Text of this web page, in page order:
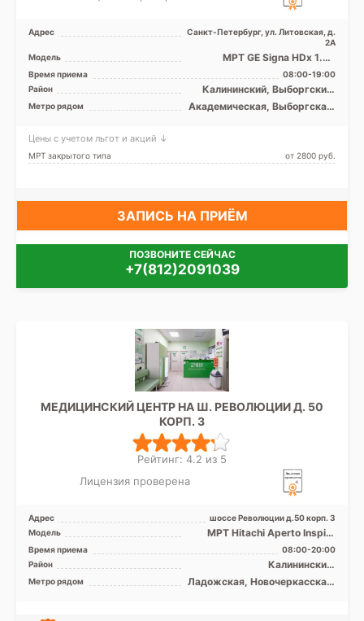
Адрес
Санкт-Петербург, ул. Литовская, д.
2А
Модель
МРТ GЕ Signa HDx 1.5Т
закрытый тип, МРТ Philips
Ingenia 1.5 Т полуоткр ...
Время приема
08:00-19:00
Район
Калининский, Выборгский,
Петроградский, Приморский,
Центральный
Метро рядом
Академическая, Выборгская,
Цены с учетом льгот и акций ↓
МРТ закрытого типа от 2800 pуб.
ЗАПИСЬ НА ПРИЁМ
ПОЗВОНИТЕ СЕЙЧАС
+7(812)2091039
МЕДИЦИНСКИЙ ЦЕНТР НА Ш. РЕВОЛЮЦИИ Д. 50
КОРП. 3
Рейтинг: 4.2 из 5
Лицензия проверена
Адрес
шоссе Революции д.50 корп. 3
Модель
МРТ Hitachi Aperto Inspire
0.4T открытый тип, УЗИ
Время приема
08:00-20:00
Район
Калининский,
Красногвардейский,
Невский, Центральный, Лен.
Метро рядом
Ладожская, Новочеркасская,